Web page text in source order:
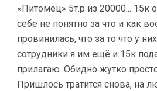
«Питомец» 5т.р из 20000... 15к
себе не понятно за что и как
провинилась, что за то что у
сотрудники я им ещё и 15к
прилагаю. Обидно жутко
Пришлось тратится снова, на